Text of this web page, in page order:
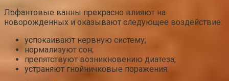
Лофантовые ванны прекрасно влияют на
новорожденных и оказывают следующее воздействие:
успокаивают нервную систему;
нормализуют сон;
препятствуют возникновению диатеза;
устраняют гнойничковые поражения.